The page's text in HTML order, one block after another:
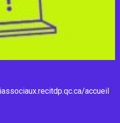
accueil